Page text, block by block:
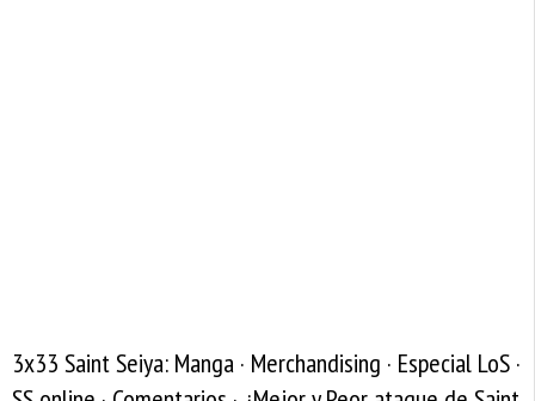
3x33 Saint Seiya: Manga · Merchandising · Especial LoS ·